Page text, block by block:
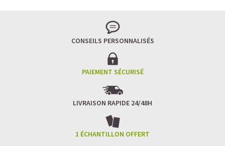
Avec l'engouement pour les super aliments, la
parfaitement aux recettes végétariennes et vous
pourrez l'incorporer dans vos jus détox ou saupoudrer
vos aliments. L'ajout de la poudre se fera toujours après
cuisson des plats pour ne pas la dénaturer et pour ne pas
perdre les bénéfices de cet aliment à haute densité
CONSEILS PERSONNALISÉS
PAIEMENT SÉCURISÉ
LIVRAISON RAPIDE 24/48H
1 ÉCHANTILLON OFFERT